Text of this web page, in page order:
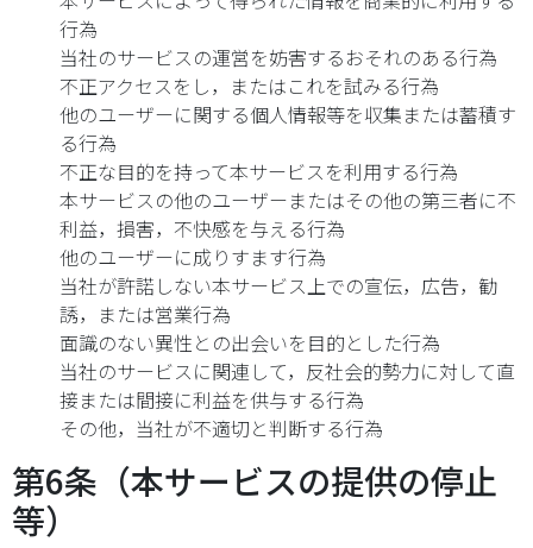
行為
当社のサービスの運営を妨害するおそれのある行為
不正アクセスをし，またはこれを試みる行為
他のユーザーに関する個人情報等を収集または蓄積す
る行為
不正な目的を持って本サービスを利用する行為
本サービスの他のユーザーまたはその他の第三者に不
利益，損害，不快感を与える行為
他のユーザーに成りすます行為
当社が許諾しない本サービス上での宣伝，広告，勧
誘，または営業行為
面識のない異性との出会いを目的とした行為
当社のサービスに関連して，反社会的勢力に対して直
接または間接に利益を供与する行為
その他，当社が不適切と判断する行為
第6条（本サービスの提供の停止
等）